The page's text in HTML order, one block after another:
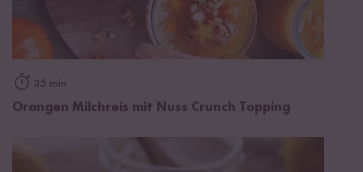
35 min
Orangen Milchreis mit Nuss Crunch Topping